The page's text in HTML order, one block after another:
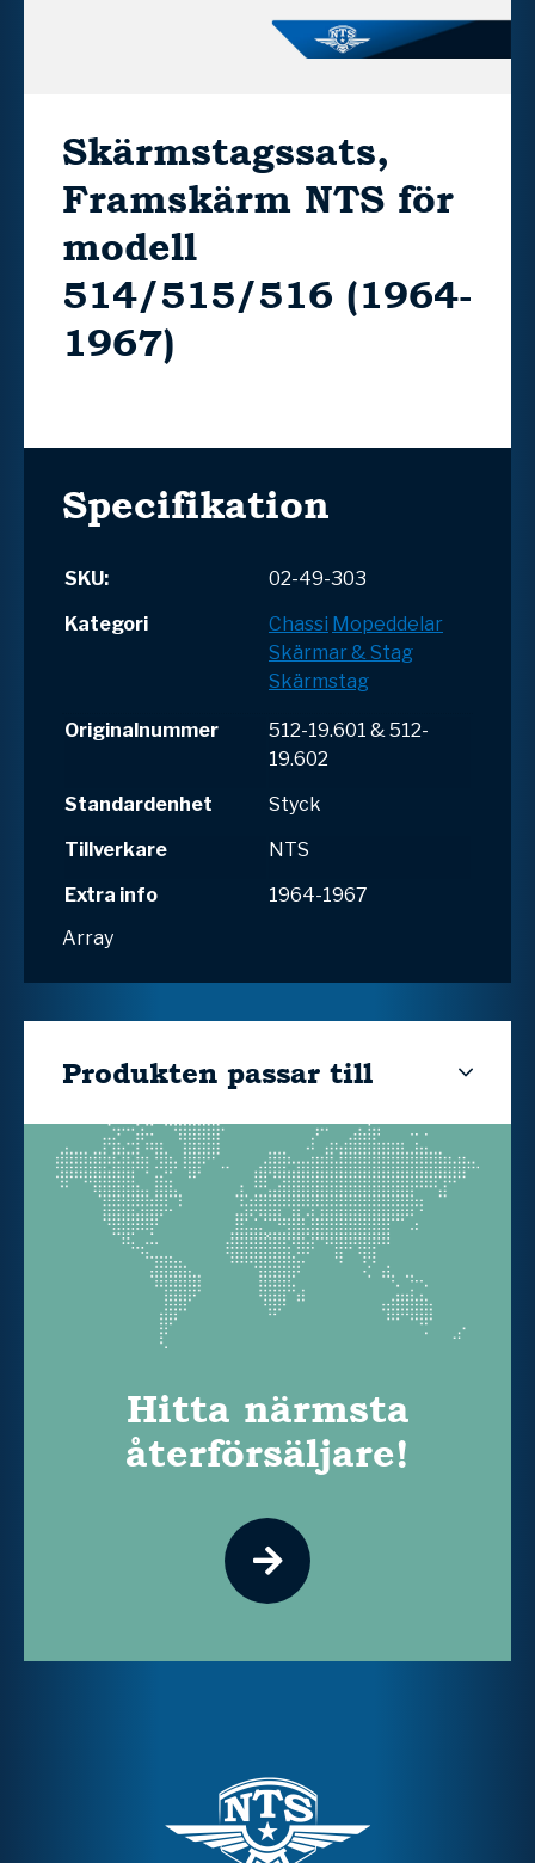
Skärmstagssats,
Framskärm NTS för
modell
514/515/516 (1964-
1967)
Specifikation
SKU:
02-49-303
Kategori
Chassi Mopeddelar
Skärmar & Stag
Skärmstag
Originalnummer
512-19.601 & 512-
19.602
Standardenhet
Styck
Tillverkare
NTS
Extra info
1964-1967
Array
Produkten passar till
Hitta närmsta
återförsäljare!